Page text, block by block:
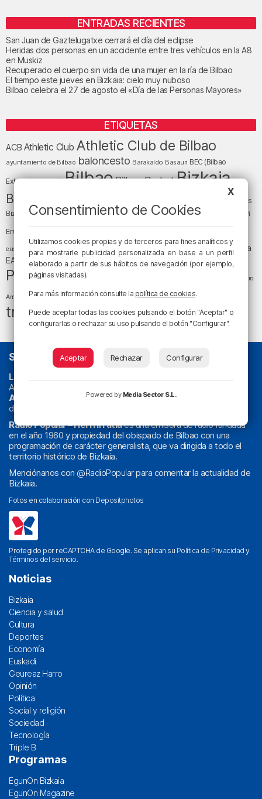
ENTRADAS RECIENTES
San Juan de Gaztelugatxe cerrará el día del eclipse
Heridas dos personas en un accidente entre tres vehículos en la A8
en Muskiz
Recuperado el cuerpo sin vida de una mujer en la ría de Bilbao
El tiempo este jueves en Bizkaia: cielo muy nuboso
Bilbao celebra el 27 de agosto el «Día de las Personas Mayores»
ETIQUETAS
ACB Athletic Club Athletic Club de Bilbao
ayuntamiento de Bilbao baloncesto Barakaldo Basauri BEC (Bilbao
Exhibition Center) BilbaoBilbao BasketBizkaia
Bizkaia y sus comarcas cultura
Cáritas
Bizkaia
Deusto Diócesis de Bilbao Egunon Bizkaia el tiempo Enkarterri
Ernesto Valverde Euskadi (País Vasco)
euskera fútbol Gobierno vasco juanma jubera LaLiga LaLiga
EA Sports Liga Endesa música noticias Osakidetza planes
Política religión San Mamés Teatro
Arriaga tiempotiempo atmosféricotráfico
tráfico en Bizkaia
SOBRE NOSOTROS
La radio sin cadenas
Actualidad y
Athletic
‘La Emoción del Bacalao’, noticias de sucesos,
deportes, sociedad, cultura, política, religión y obra social.
Radio Popular – Herri Irratiaes una emisora de radio fundada
en el año 1960 y propiedad del obispado de Bilbao con una
programación de carácter generalista, que va dirigida a todo el
territorio histórico de Bizkaia.
Menciónanos con @RadioPopularpara comentar la actualidad de
Bizkaia.
Fotos en colaboración con Depositphotos
Protegido por reCAPTCHA de Google. Se aplican su Política de Privacidad y
Términos del servicio.
Noticias
Bizkaia
Ciencia y salud
Cultura
Deportes
Economía
Euskadi
Geureaz Harro
Opinión
Política
Social y religión
Sociedad
Tecnología
Triple B
Programas
EgunOn Bizkaia
EgunOn Magazine
X
Consentimiento de Cookies
Utilizamos cookies propias y de terceros para fines analíticos y
para mostrarle publicidad personalizada en base a un perfil
elaborado a partir de sus hábitos de navegación (por ejemplo,
páginas visitadas).
Para más información consulte la política de cookies.
Puede aceptar todas las cookies pulsando el botón "Aceptar" o
configurarlas o rechazar su uso pulsando el botón "Configurar".
Aceptar Rechazar Configurar
Powered by Media Sector S.L.